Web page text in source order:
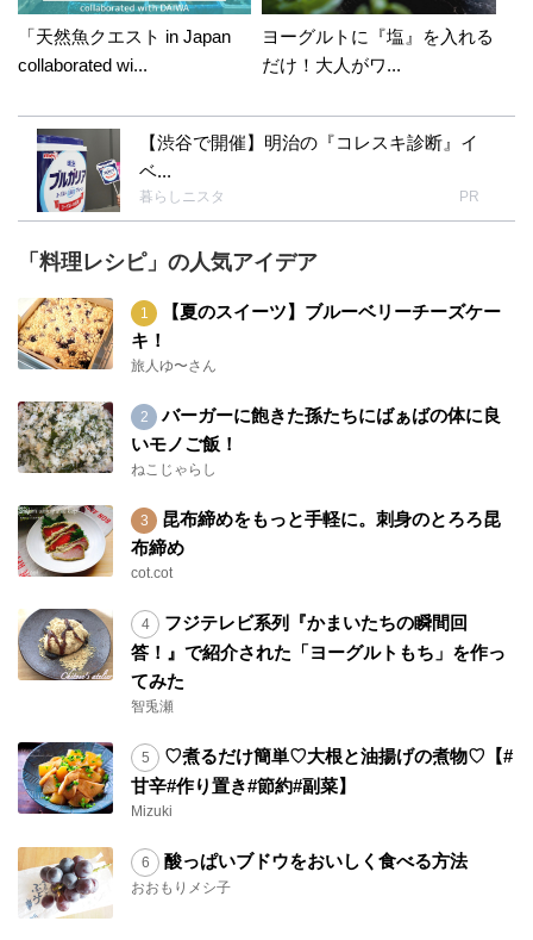
「天然魚クエスト in Japan
collaborated wi...
ヨーグルトに『塩』を入れる
だけ！大人がワ...
【渋谷で開催】明治の『コレスキ診断』イ
ベ...
暮らしニスタ PR
「料理レシピ」の人気アイデア
【夏のスイーツ】ブルーベリーチーズケー
キ！
旅人ゆ〜さん
バーガーに飽きた孫たちにばぁばの体に良
いモノご飯！
ねこじゃらし
昆布締めをもっと手軽に。刺身のとろろ昆
布締め
cot.cot
フジテレビ系列『かまいたちの瞬間回
答！』で紹介された「ヨーグルトもち」を作っ
てみた
智兎瀬
♡煮るだけ簡単♡大根と油揚げの煮物♡【#
甘辛#作り置き#節約#副菜】
Mizuki
酸っぱいブドウをおいしく食べる方法
おおもりメシ子